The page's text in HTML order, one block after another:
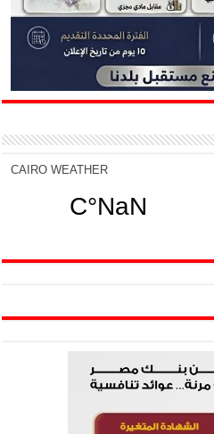
CAIRO WEATHER